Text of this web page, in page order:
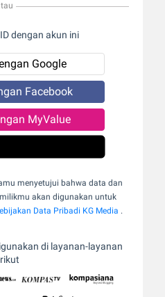
dengan akun ini
Google
Facebook
MyValue
menyetujui bahwa data dan
akan digunakan untuk
Data Pribadi KG Media .
di layanan-layanan